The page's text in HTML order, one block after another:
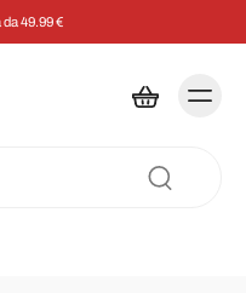
49.99 €